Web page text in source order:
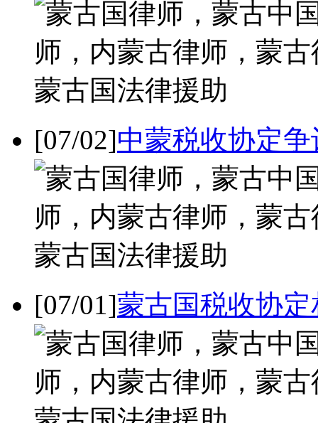
[07/02]中蒙税收协定
[07/01]蒙古国税收协